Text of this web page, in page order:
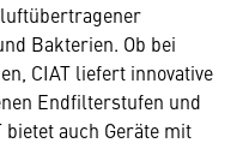
Bakterien. Ob bei
CIAT liefert innovative
Endfilterstufen und
auch Geräte mit